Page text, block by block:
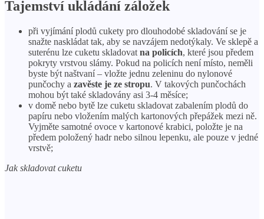
Tajemství ukládání záložek
při vyjímání plodů cukety pro dlouhodobé skladování se je
snažte naskládat tak, aby se navzájem nedotýkaly. Ve sklepě a
suterénu lze cuketu skladovat na policích, které jsou předem
pokryty vrstvou slámy. Pokud na policích není místo, neměli
byste být naštvaní – vložte jednu zeleninu do nylonové
punčochy a zavěste je ze stropu. V takových punčochách
mohou být také skladovány asi 3-4 měsíce;
v domě nebo bytě lze cuketu skladovat zabalením plodů do
papíru nebo vložením malých kartonových přepážek mezi ně.
Vyjměte samotné ovoce v kartonové krabici, položte je na
předem položený hadr nebo silnou lepenku, ale pouze v jedné
vrstvě;
Jak skladovat cuketu